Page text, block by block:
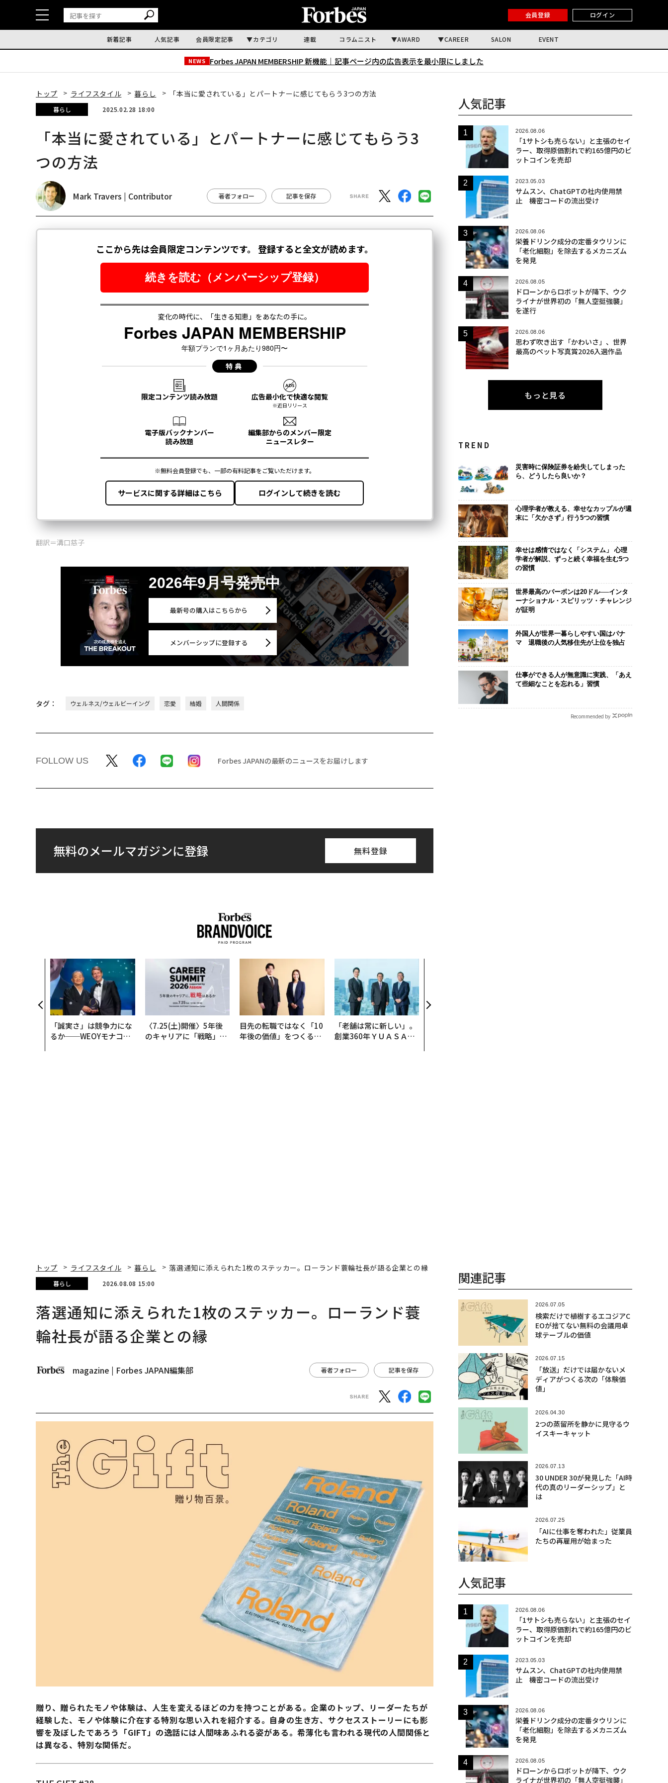
会員登録 ログイン
新着記事 人気記事 会員限定記事 カテゴリ 連載 コラムニスト AWARD CAREER SALON EVENT
NEWS Forbes JAPAN MEMBERSHIP 新機能｜ 記事ページ内の広告表示を最小限にしました
トップ ライフスタイル 暮らし 「本当に愛されている」とパートナーに感じてもらう3つの方法
暮らし 2025.02.28 18:00
「本当に愛されている」とパートナーに感じてもらう3
つの方法
Mark Travers | Contributor 著者フォロー 記事を保存
翻訳＝溝口慈子
2026年9月号発売中
最新号の購入はこちらから
メンバーシップに登録する
タグ： ウェルネス/ウェルビーイング 恋愛 結婚 人間関係
FOLLOW US Forbes JAPANの最新のニュースをお届けします
無料のメールマガジンに登録 無料登録
「誠実さ」は競争力にな
るか──WEOYモナコで
〈7.25(土)開催〉5年後
のキャリアに「戦略」は
目先の転職ではなく「10
年後の価値」をつくる─
「老舗は常に新しい」。
創業360年ＹＵＡＳＡと
タマディックが健康経営
人気記事
2026.08.06
「1サトシも売らない」と主張のセイ
ラー、取得原価割れで約165億円のビ
ットコインを売却
2023.05.03
サムスン、ChatGPTの社内使用禁
止 機密コードの流出受け
2026.08.06
栄養ドリンク成分の定番タウリンに
「老化細胞」を除去するメカニズム
を発見
2026.08.05
ドローンからロボットが降下、ウク
ライナが世界初の「無人空挺強襲」
を遂行
2026.08.06
思わず吹き出す「かわいさ」、世界
最高のペット写真賞2026入選作品
もっと見る
TREND
災害時に保険証券を紛失してしまった
ら、どうしたら良いか？
心理学者が教える、幸せなカップルが週
末に「欠かさず」行う5つの習慣
幸せは感情ではなく「システム」 心理
学者が解説、ずっと続く幸福を生む5つ
の習慣
世界最高のバーボンは20ドル──インタ
ーナショナル・スピリッツ・チャレンジ
が証明
外国人が世界一暮らしやすい国はパナ
マ 退職後の人気移住先が上位を独占
仕事ができる人が無意識に実践、「あえ
て些細なことを忘れる」習慣
Recommended by
トップ ライフスタイル 暮らし 落選通知に添えられた1枚のステッカー。ローランド蓑輪社長が語る企業との縁
暮らし 2026.08.08 15:00
落選通知に添えられた1枚のステッカー。ローランド蓑
輪社長が語る企業との縁
magazine | Forbes JAPAN編集部 著者フォロー 記事を保存
贈り、贈られたモノや体験は、人生を変えるほどの力を持つことがある。企業のトップ、リーダーたちが
経験した、モノや体験に介在する特別な思い入れを紹介する。自身の生き方、サクセスストーリーにも影
響を及ぼしたであろう「GIFT」の逸話には人間味あふれる姿がある。希薄化も言われる現代の人間関係と
は異なる、特別な関係だ。
関連記事
2026.07.05
検索だけで植樹するエコジアC
EOが捨てない無料の会議用卓
球テーブルの価値
2026.07.15
「放送」だけでは届かないメ
ディアがつくる次の「体験価
値」
2026.04.30
2つの蒸留所を静かに見守るウ
イスキーキャット
2026.07.13
30 UNDER 30が発見した「AI時
代の真のリーダーシップ」と
は
2026.07.25
「AIに仕事を奪われた」従業員
たちの再雇用が始まった
人気記事
2026.08.06
「1サトシも売らない」と主張のセイ
ラー、取得原価割れで約165億円のビ
ットコインを売却
2023.05.03
サムスン、ChatGPTの社内使用禁
止 機密コードの流出受け
2026.08.06
栄養ドリンク成分の定番タウリンに
「老化細胞」を除去するメカニズム
を発見
2026.08.05
ドローンからロボットが降下、ウク
ライナが世界初の「無人空挺強襲」